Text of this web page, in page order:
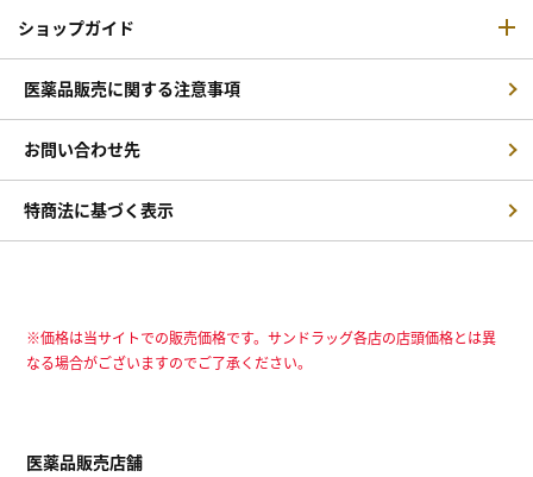
ショップガイド
医薬品販売に関する注意事項
お問い合わせ先
特商法に基づく表示
※価格は当サイトでの販売価格です。サンドラッグ各店の店頭価格とは異
なる場合がございますのでご了承ください。
医薬品販売店舗